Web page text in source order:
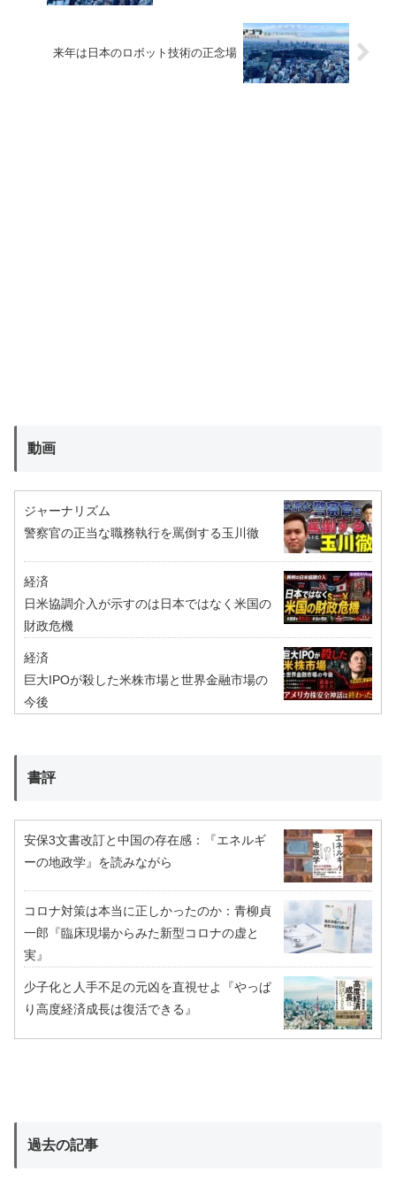
来年は日本のロボット技術の正念場
動画
ジャーナリズム
警察官の正当な職務執行を罵倒する玉川徹
経済
日米協調介入が示すのは日本ではなく米国の
財政危機
経済
巨大IPOが殺した米株市場と世界金融市場の
今後
書評
安保3文書改訂と中国の存在感：『エネルギ
ーの地政学』を読みながら
コロナ対策は本当に正しかったのか：青柳貞
一郎『臨床現場からみた新型コロナの虚と
実』
少子化と人手不足の元凶を直視せよ『やっぱ
り高度経済成長は復活できる』
過去の記事